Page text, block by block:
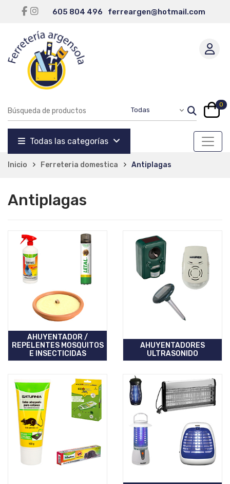
605 804 496 ferreargen@hotmail.com
0
Todas las categorías
Inicio Ferreteria domestica Antiplagas
Antiplagas
AHUYENTADOR /
REPELENTES MOSQUITOS
E INSECTICIDAS
AHUYENTADORES
ULTRASONIDO